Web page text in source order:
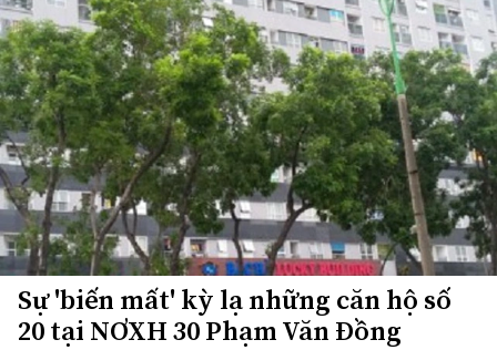
Sự 'biến mất' kỳ lạ những căn hộ số
20 tại NƠXH 30 Phạm Văn Đồng